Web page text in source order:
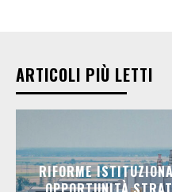
ARTICOLI PIÙ LETTI
RIFORME